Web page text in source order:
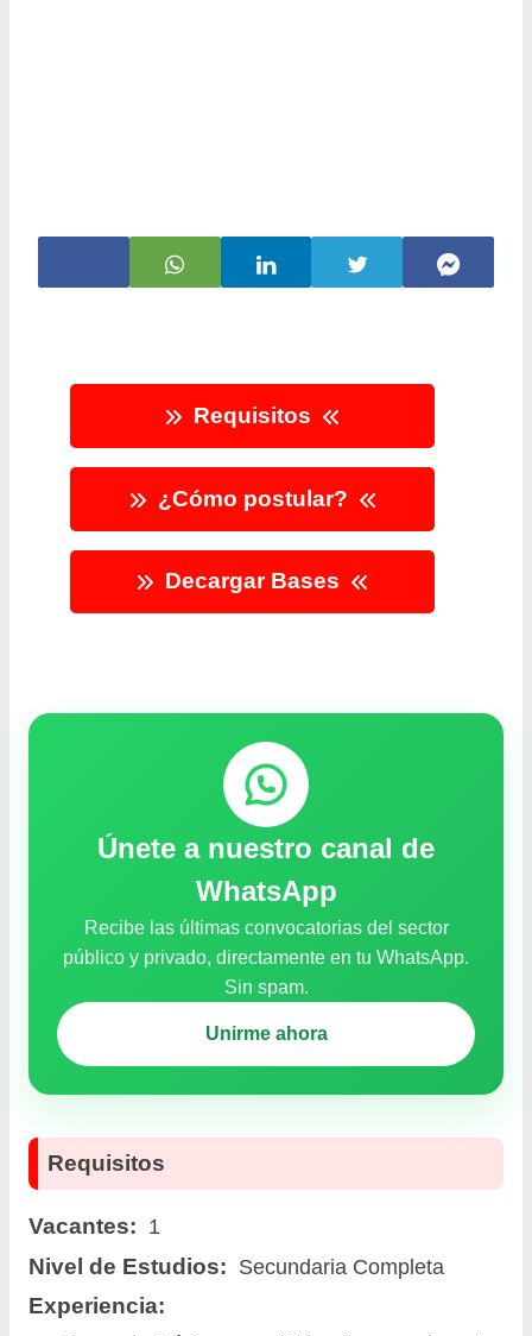
Requisitos
¿Cómo postular?
Decargar Bases
Únete a nuestro canal de
WhatsApp
Recibe las últimas convocatorias del sector
público y privado, directamente en tu WhatsApp.
Sin spam.
Unirme ahora
Requisitos
Vacantes: 1
Nivel de Estudios: Secundaria Completa
Experiencia: